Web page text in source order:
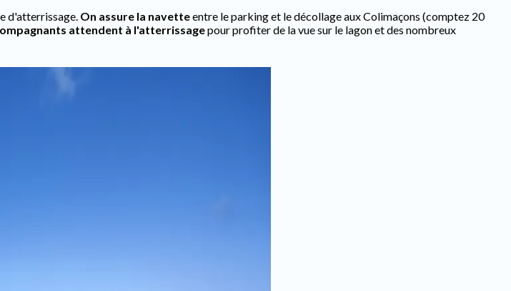
d'atterrissage. On assure la navetteentre le parking et le décollage aux Colimaçons (comptez 20
attendent à l'atterrissagepour profiter de la vue sur le lagon et des nombreux